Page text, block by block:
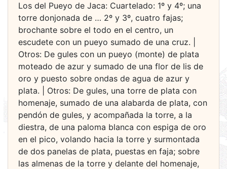
Los del Pueyo de Jaca: Cuartelado: 1º y 4º; una
torre donjonada de … 2º y 3º, cuatro fajas;
brochante sobre el todo en el centro, un
escudete con un pueyo sumado de una cruz. |
Otros: De gules con un pueyo (monte) de plata
moteado de azur y sumado de una flor de lis de
oro y puesto sobre ondas de agua de azur y
plata. | Otros: De gules, una torre de plata con
homenaje, sumado de una alabarda de plata, con
pendón de gules, y acompañada la torre, a la
diestra, de una paloma blanca con espiga de oro
en el pico, volando hacia la torre y surmontada
de dos panelas de plata, puestas en faja; sobre
las almenas de la torre y delante del homenaje,